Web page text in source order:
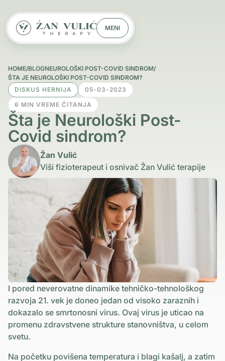
MENI
HOME/BLOGNEUROLOŠKI POST-COVID SINDROM/
ŠTA JE NEUROLOŠKI POST-COVID SINDROM?
DISKUS HERNIJA
05-03-2023
6 MIN VREME ČITANJA
Šta je Neurološki Post-
Covid sindrom?
Žan Vulić
Viši fizioterapeut i osnivač Žan Vulić terapije
I pored neverovatne dinamike tehničko-tehnološkog
razvoja 21. vek je doneo jedan od visoko zaraznih i
dokazalo se smrtonosni virus. Ovaj virus je uticao na
promenu zdravstvene strukture stanovništva, u celom
svetu.
Na početku povišena temperatura i blagi kašalj, a zatim